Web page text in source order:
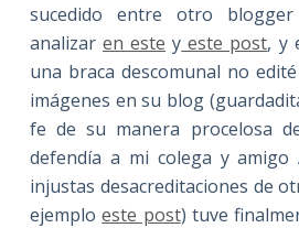
sucedido entre otro
analizar en este y este post, y
una braca descomunal no
imágenes en su blog
fe de su manera procelosa
defendía a mi colega y
injustas desacreditaciones de
ejemploeste post) tuve